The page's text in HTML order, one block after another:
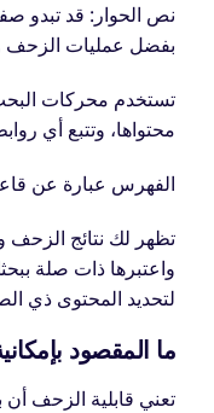
نص الحوار: قد تبدو
بفضل عمليات الزحف
تستخدم محركات
محتواها، وتتبع أي
الفهرس عبارة عن
تظهر لك نتائج
واعتبرها ذات صلة
لتحديد المحتوى ذي
ما المقصود
تعني قابلية الزحف أن